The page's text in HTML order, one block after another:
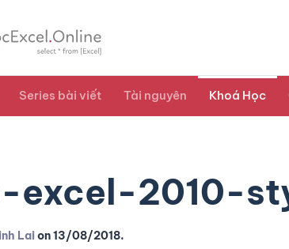
Series bài viết Tài nguyên Khoá Học
excel-2010-
Laion13/08/2018.